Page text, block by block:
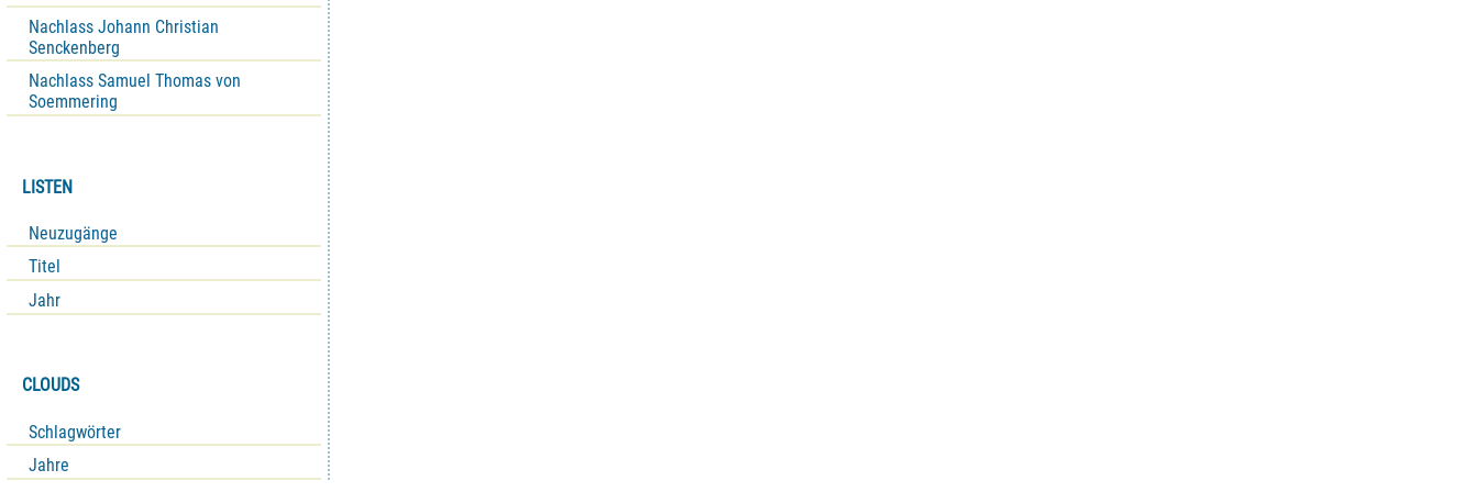
Nachlass Johann Christian
Senckenberg
Nachlass Samuel Thomas von
Soemmering
LISTEN
Neuzugänge
Titel
Jahr
CLOUDS
Schlagwörter
Jahre